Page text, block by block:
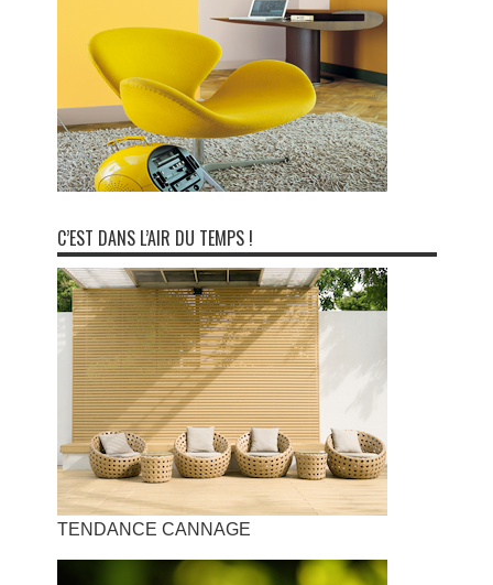
C’EST DANS L’AIR DU TEMPS !
TENDANCE CANNAGE